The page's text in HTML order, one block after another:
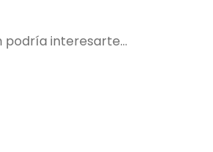
podría interesarte...